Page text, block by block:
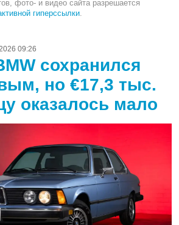
фото- и видео сайта разрешается
гиперссылки
09:26
сохранился
но €17,3 тыс.
оказалось мало